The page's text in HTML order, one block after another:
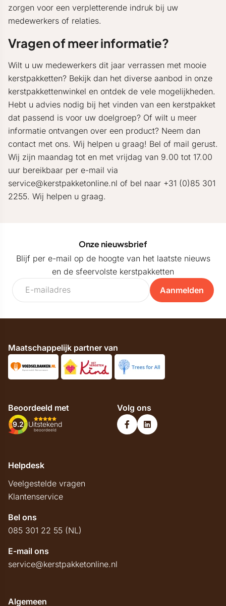
zorgen voor een verpletterende indruk bij uw
medewerkers of relaties.
Vragen of meer informatie?
Wilt u uw medewerkers dit jaar verrassen met mooie
kerstpakketten? Bekijk dan het diverse aanbod in onze
kerstpakkettenwinkel en ontdek de vele mogelijkheden.
Hebt u advies nodig bij het vinden van een kerstpakket
dat passend is voor uw doelgroep? Of wilt u meer
informatie ontvangen over een product? Neem dan
contact met ons. Wij helpen u graag! Bel of mail gerust.
Wij zijn maandag tot en met vrijdag van 9.00 tot 17.00
uur bereikbaar per e-mail via
service@kerstpakketonline.nl of bel naar +31 (0)85 301
2255. Wij helpen u graag.
Onze nieuwsbrief
Blijf per e-mail op de hoogte van het laatste nieuws
en de sfeervolste kerstpakketten
Aanmelden
Maatschappelijk partner van
Beoordeeld met
9.2 Uitstekend
beoordeeld
Volg ons
Helpdesk
Veelgestelde vragen
Klantenservice
Bel ons
085 301 22 55 (NL)
E-mail ons
service@kerstpakketonline.nl
Algemeen